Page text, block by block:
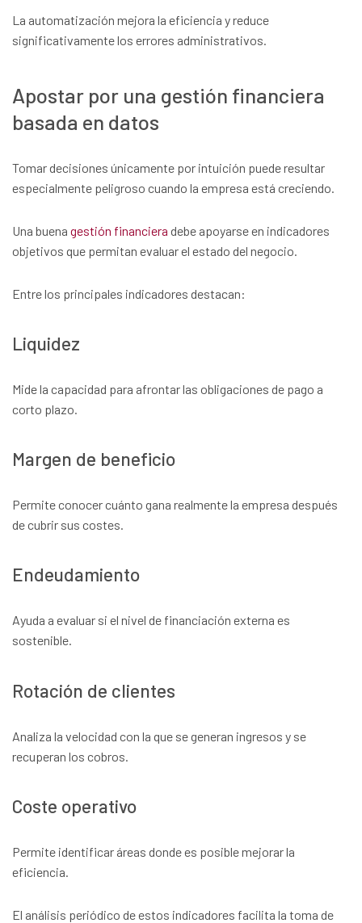
La automatización mejora la eficiencia y reduce
significativamente los errores administrativos.
Apostar por una gestión financiera
basada en datos
Tomar decisiones únicamente por intuición puede resultar
especialmente peligroso cuando la empresa está creciendo.
Una buena gestión financiera debe apoyarse en indicadores
objetivos que permitan evaluar el estado del negocio.
Entre los principales indicadores destacan:
Liquidez
Mide la capacidad para afrontar las obligaciones de pago a
corto plazo.
Margen de beneficio
Permite conocer cuánto gana realmente la empresa después
de cubrir sus costes.
Endeudamiento
Ayuda a evaluar si el nivel de financiación externa es
sostenible.
Rotación de clientes
Analiza la velocidad con la que se generan ingresos y se
recuperan los cobros.
Coste operativo
Permite identificar áreas donde es posible mejorar la
eficiencia.
El análisis periódico de estos indicadores facilita la toma de